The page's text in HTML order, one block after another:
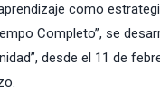
como
Completo”, se
desde el 11 de